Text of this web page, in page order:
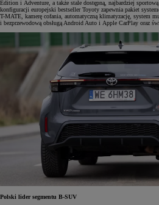
Edition i Adventure, a także stale dostępną, najbardziej
konfiguracji europejski bestseller Toyoty zapewnia pakiet
T-MATE, kamerę cofania, automatyczną klimatyzację, system
i bezprzewodową obsługą Android Auto i Apple CarPlay oraz
Polski lider segmentu B-SUV